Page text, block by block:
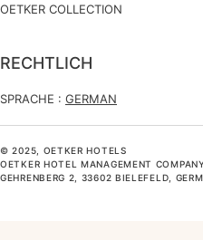
OETKER COLLECTION
RECHTLICH
SPRACHE : GERMAN
© 2025, OETKER HOTELS
OETKER HOTEL MANAGEMENT
GEHRENBERG 2, 33602 BIELEFELD,